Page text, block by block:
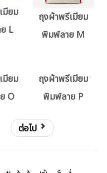
มียม
L
ถุงผ้าพรีเมียม
พิมพ์ลาย M
มียม
O
ถุงผ้าพรีเมียม
พิมพ์ลาย P
ต่อไป